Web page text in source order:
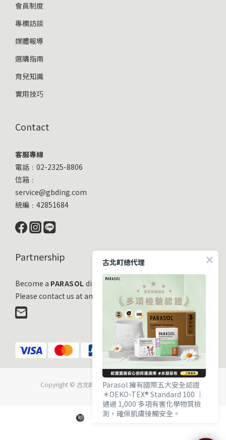
會員制度
專欄訪談
媒體報導
選購指南
育兒知識
實用技巧
Contact
客服專線
電話﹕02-2325-8806
信箱﹕
service@gbding.com
統編﹕42851684
Partnership
Become a PARASOL distribution partner
Please contact us at any time!
Copyright © 古北町國際有限公司 All Rights Reserved.
古北町總代理
Parasol 擁有國際五大安全認證
＊OEKO-TEX® Standard 100 ｜
通過 1,000 多項有害化學物質檢
測，確保肌膚接觸安全。